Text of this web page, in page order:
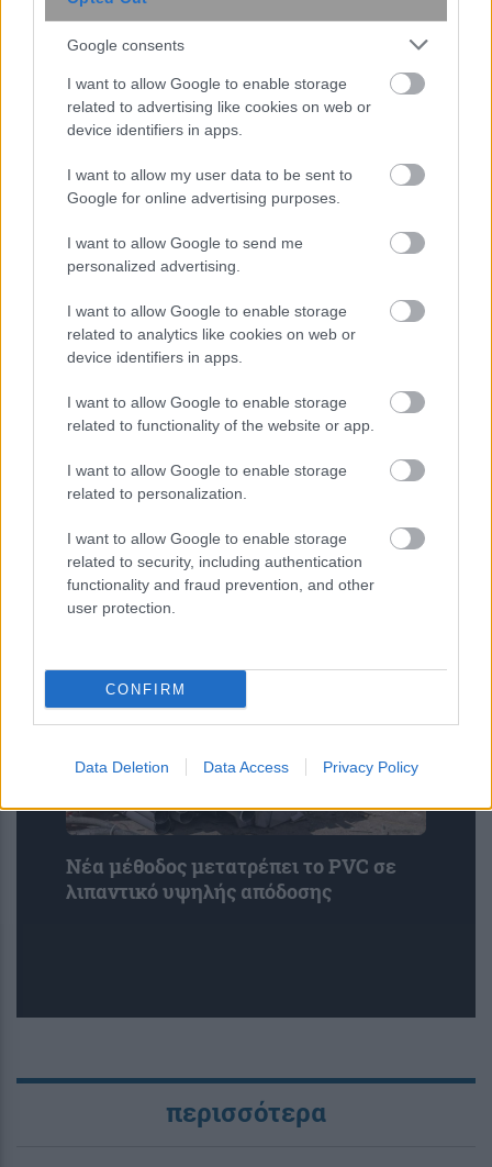
Google consents
I want to allow Google to enable storage
related to advertising like cookies on web or
device identifiers in apps.
I want to allow my user data to be sent to
Google for online advertising purposes.
I want to allow Google to send me
personalized advertising.
I want to allow Google to enable storage
related to analytics like cookies on web or
device identifiers in apps.
I want to allow Google to enable storage
related to functionality of the website or app.
I want to allow Google to enable storage
related to personalization.
I want to allow Google to enable storage
related to security, including authentication
functionality and fraud prevention, and other
user protection.
CONFIRM
Data Deletion Data Access Privacy Policy
ΙΣΑ για έξαρση του ιού του Δυτικού
Νείλου στην Αττική: Ζητά άμεση
εντατικοποίηση των μέτρων κατά των
κουνουπιών
ανοίγουν τον δρόμο για μικρότερες
και αποδοτικότερες κβαντικές
συσκευές
Νέα μέθοδος μετατρέπει το PVC σε
λιπαντικό υψηλής απόδοσης
περισσότερα